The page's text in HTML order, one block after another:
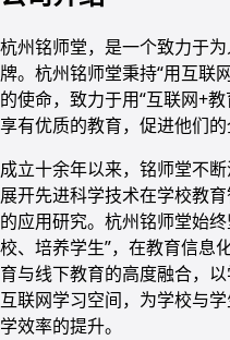
杭州铭师堂，是一个致力于
牌。杭州铭师堂秉持“用互联
的使命，致力于用“互联网+
享有优质的教育，促进他们的
成立十余年以来，铭师堂不
展开先进科学技术在学校教
的应用研究。杭州铭师堂始
校、培养学生”，在教育信息
育与线下教育的高度融合，
互联网学习空间，为学校与
学效率的提升。